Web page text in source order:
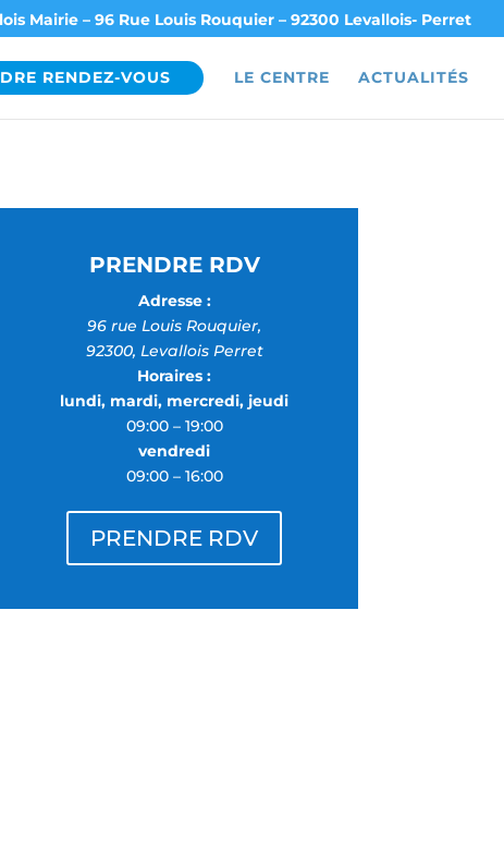
Mairie – 96 Rue Louis Rouquier – 92300 Levallois- Perret
RENDEZ-VOUS LE CENTRE ACTUALITÉS
PRENDRE RDV
Adresse :
96 rue Louis Rouquier,
92300, Levallois Perret
Horaires :
lundi, mardi, mercredi, jeudi
09:00 – 19:00
vendredi
09:00 – 16:00
PRENDRE RDV